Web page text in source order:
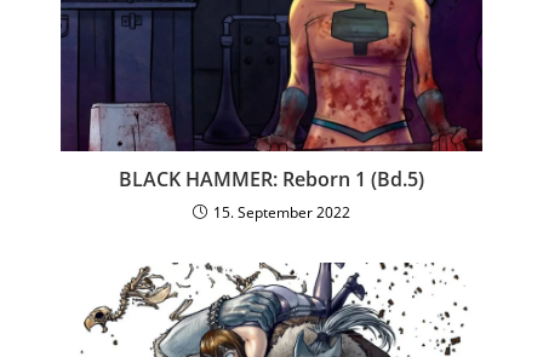
BLACK HAMMER: Reborn 1 (Bd.5)
15. September 2022